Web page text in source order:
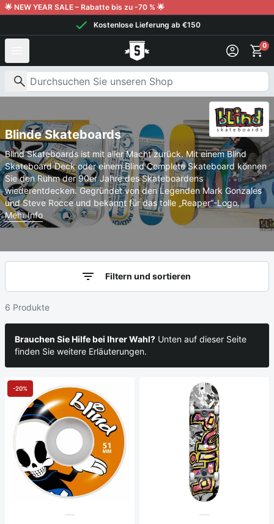
Weiter zum Inhalt
🌟 NEW YEAR SALE – Rabatte bis zu -70 % 🌟
Kostenlose Lieferung ab €150
0
Nach Produkten suchen
Blinde Skateboards
Blind Skateboards ist mit aller Macht zurück. Mit einem Blind
Skateboard Deck oder einem Blind Complete Skateboard können
Sie den Ruhm der 90er Jahre des Skateboardens
wiederentdecken. Gegründet von den Legenden Mark Gonzales
und Steve Rocce und bekannt für das tolle „Reaper“-Logo.
Mehr Info
Filtern und sortieren
6 Produkte
Brauchen Sie Hilfe bei Ihrer Wahl? Unten auf dieser Seite
finden Sie weitere Erläuterungen.
-20%